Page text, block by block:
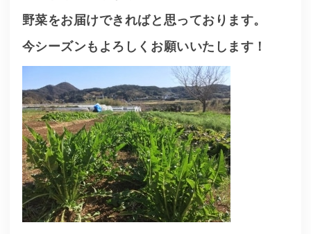
野菜をお届けできればと思っております。
今シーズンもよろしくお願いいたします！